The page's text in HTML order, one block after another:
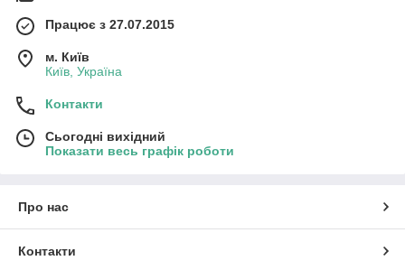
Працює з 27.07.2015
м. Київ
Київ, Україна
Контакти
Сьогодні вихідний
Показати весь графік роботи
Про нас
Контакти